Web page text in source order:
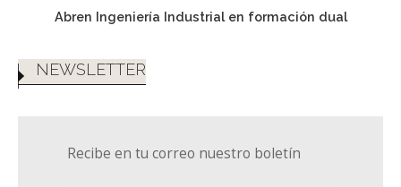
Abren Ingeniería Industrial en formación dual
NEWSLETTER
Recibe en tu correo nuestro boletín